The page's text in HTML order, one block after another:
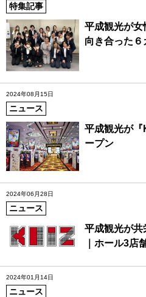
特集記事
平成観光が女
向き合った６
2024年08月15日
ニュース
平成観光が『
ープン
2024年06月28日
ニュース
平成観光が共
｜ホール3店
2024年01月14日
ニュース